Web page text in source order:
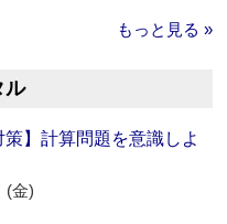
もっと見る »
ル
策】計算問題を意識しよ
(金)